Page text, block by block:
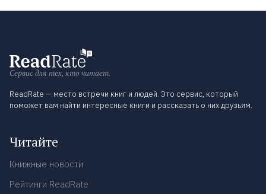
Сервис для тех, кто читает.
ReadRate — место встречи книг и людей. Это сервис, который
поможет вам найти интересные книги и рассказать о них друзьям.
Читайте
Книжные новости
Рейтинги ReadRate